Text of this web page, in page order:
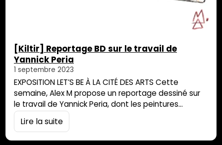
[Kiltir] Reportage BD sur le travail de
Yannick Peria
1 septembre 2023
EXPOSITION LET’S BE À LA CITÉ DES ARTS Cette
semaine, Alex M propose un reportage dessiné sur
le travail de Yannick Peria, dont les peintures
s’intéressent à la kour, à ces lieux comme les vieilles
cases créoles où les liens se tissent, les traditions
Lire la suite